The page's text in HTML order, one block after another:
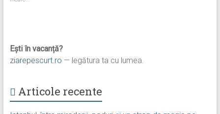
Ești în vacanță?
ziarepescurt.ro — legătura ta cu lumea.
Articole recente